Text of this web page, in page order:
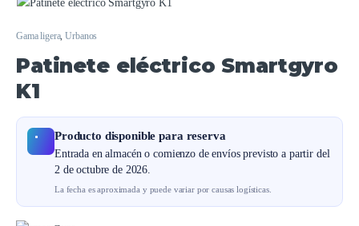
Gama ligera,Urbanos
Patinete eléctrico Smartgyro
K1
Producto disponible para reserva
Entrada en almacén o comienzo de envíos previsto a partir del
2 de octubre de 2026.
La fecha es aproximada y puede variar por causas logísticas.